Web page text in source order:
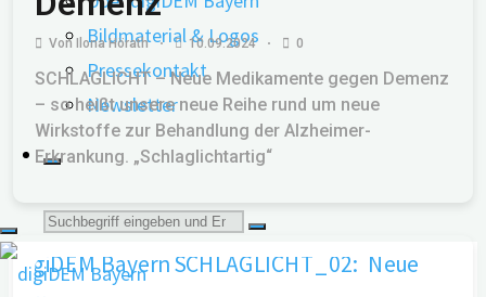
Bildmaterial & Logos
Pressekontakt
Newsletter
Suche
nach:
Von Ilona Hörath 10.09.2024 0
SCHLAGLICHT – Neue Medikamente gegen Demenz
– so heißt unsere neue Reihe rund um neue
Wirkstoffe zur Behandlung der Alzheimer-
Erkrankung. „Schlaglichtartig“